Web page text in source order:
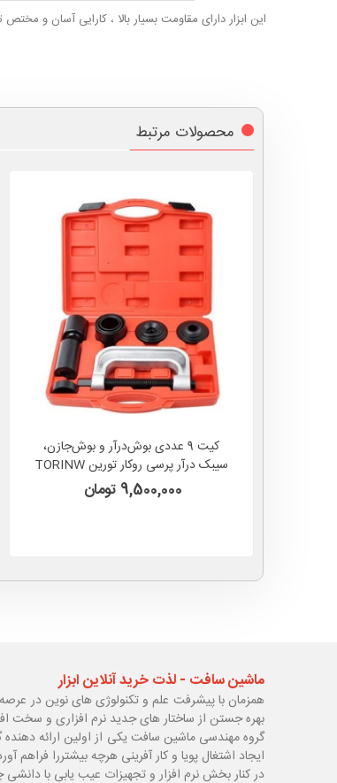
این ابزار دارای مقاومت بسیار بالا ، کارایی آسان و
محصولات مرتبط
کیت 9 عددی بوش‌درآر و بوش‌جازن،
سیبک درآر پرسی روکار تورین TORINW
مدل TW09
9,500,000 تومان
ماشین سافت - لذت خرید آنلاین ابزار
همزمان با پیشرفت علم و تکنولوژی های نوین در
بهره جستن از ساختار های جدید نرم افزاری و سخت
گروه مهندسی ماشین سافت یکی از اولین ارائه
ایجاد اشتغال پویا و کار آفرینی هرچه بیشتررا فراهم
در کنار بخش نرم افزار و تجهیزات عیب یابی با دانشی